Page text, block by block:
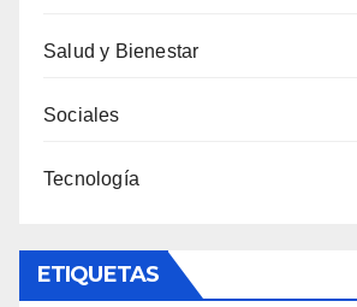
Salud y Bienestar
Sociales
Tecnología
ETIQUETAS